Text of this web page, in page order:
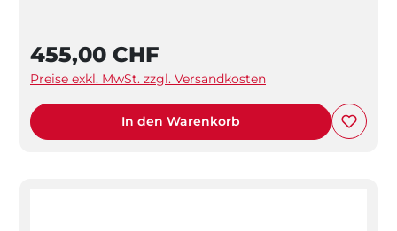
455,00 CHF
Preise exkl. MwSt. zzgl. Versandkosten
In den Warenkorb